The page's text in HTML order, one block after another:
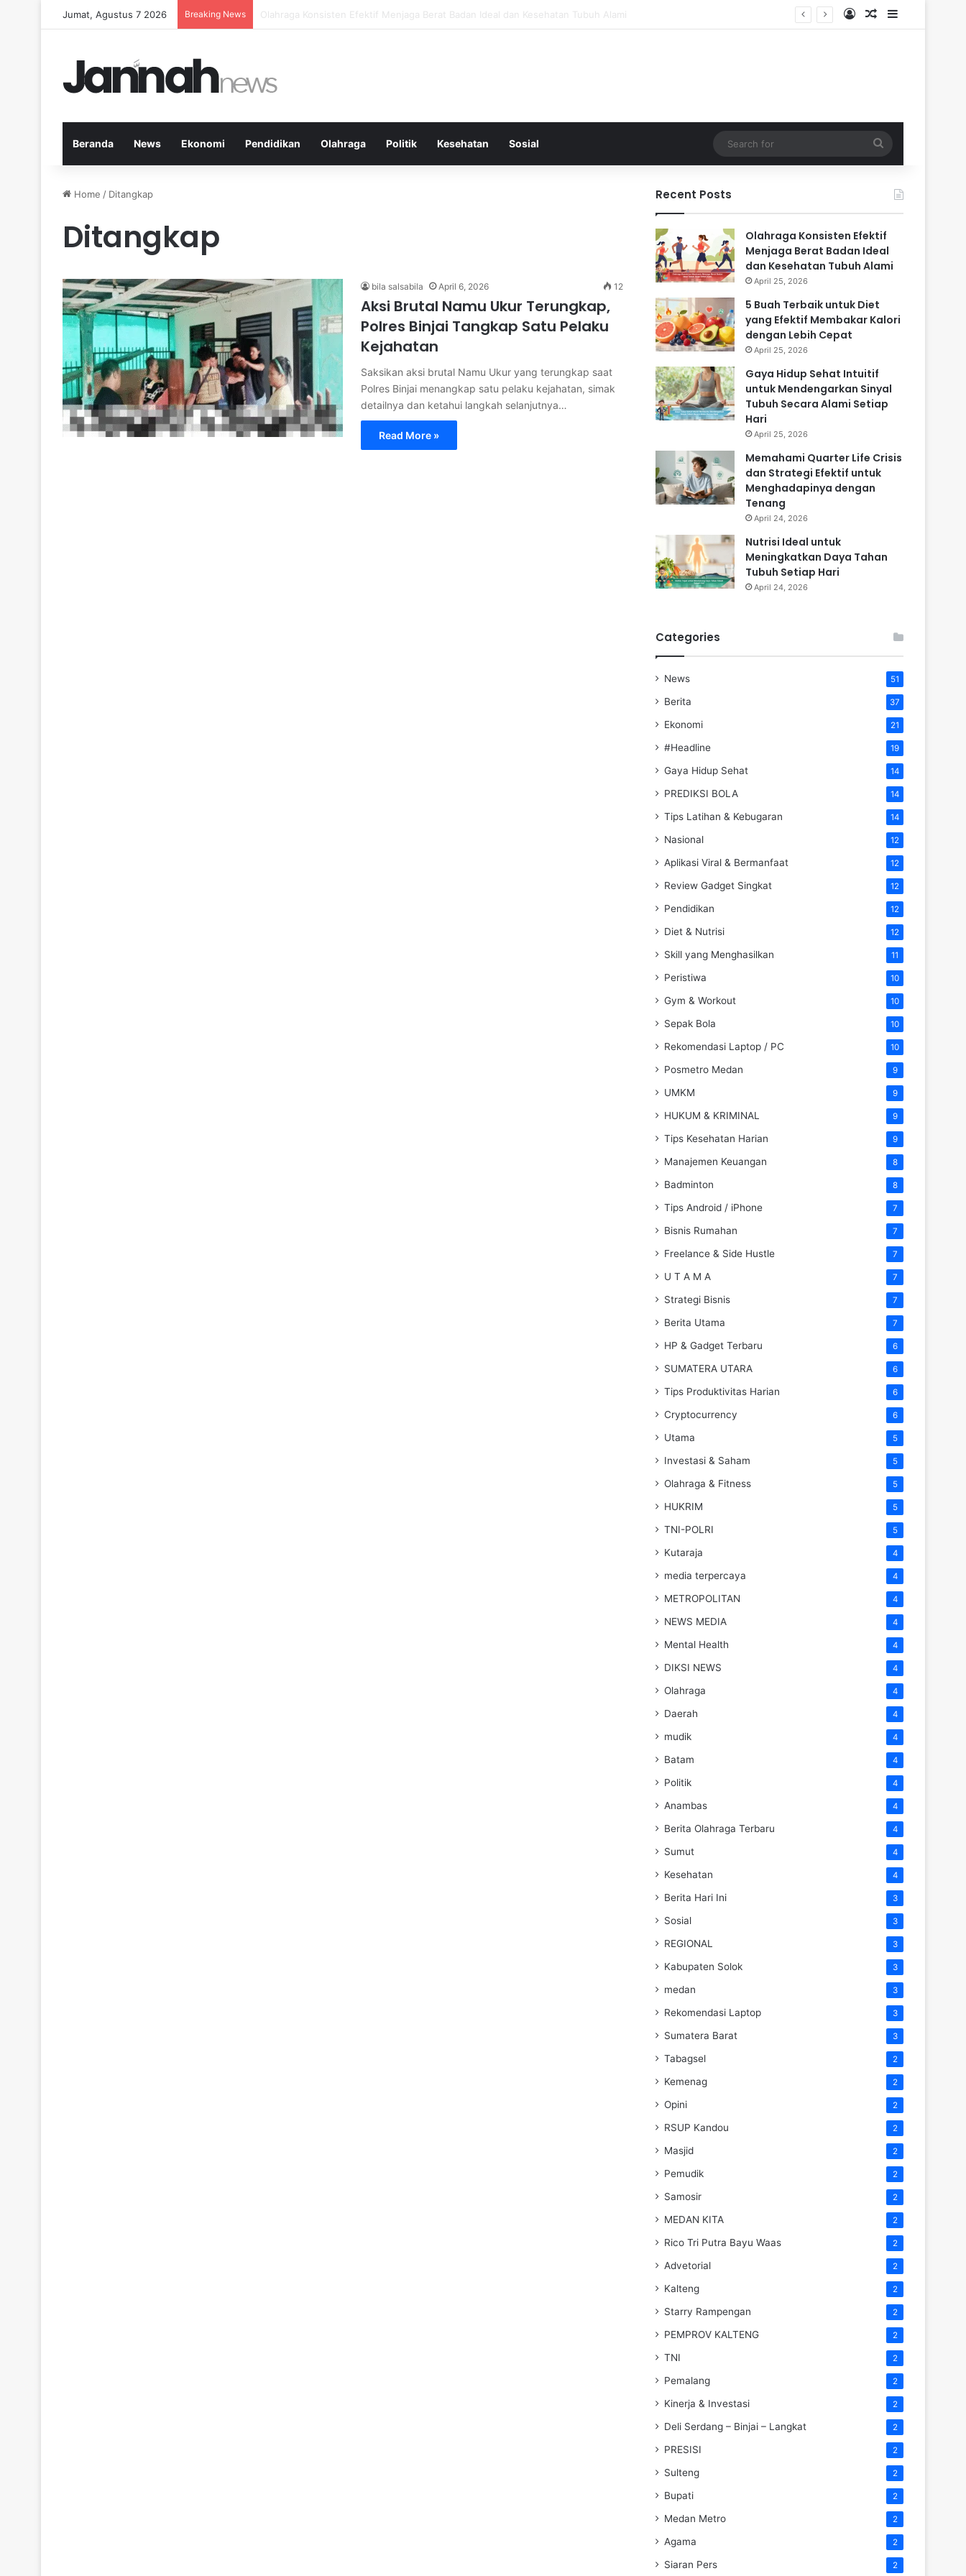
Jumat, Agustus 7 2026 Breaking News 5 Buah Terbaik untuk Diet yang Efektif Membakar Kalori dengan Lebih Cepat Log InRandom Article
Sidebar
Beranda News Ekonomi Pendidikan Olahraga Politik Kesehatan Sosial
for
Home / Ditangkap
Ditangkap
bila salsabila April 6, 2026 12
Aksi Brutal Namu Ukur Terungkap,
Polres Binjai Tangkap Satu Pelaku
Kejahatan
Saksikan aksi brutal Namu Ukur yang terungkap saat
Polres Binjai menangkap satu pelaku kejahatan, simak
detailnya dan ketahui langkah selanjutnya…
Read More »
Recent Posts
Olahraga Konsisten Efektif
Menjaga Berat Badan Ideal
dan Kesehatan Tubuh Alami
April 25, 2026
5 Buah Terbaik untuk Diet
yang Efektif Membakar Kalori
dengan Lebih Cepat
April 25, 2026
Gaya Hidup Sehat Intuitif
untuk Mendengarkan Sinyal
Tubuh Secara Alami Setiap
Hari
April 25, 2026
Memahami Quarter Life Crisis
dan Strategi Efektif untuk
Menghadapinya dengan
Tenang
April 24, 2026
Nutrisi Ideal untuk
Meningkatkan Daya Tahan
Tubuh Setiap Hari
April 24, 2026
Categories
News 51
Berita 37
Ekonomi 21
#Headline 19
Gaya Hidup Sehat 14
PREDIKSI BOLA 14
Tips Latihan & Kebugaran 14
Nasional 12
Aplikasi Viral & Bermanfaat 12
Review Gadget Singkat 12
Pendidikan 12
Diet & Nutrisi 12
Skill yang Menghasilkan 11
Peristiwa 10
Gym & Workout 10
Sepak Bola 10
Rekomendasi Laptop / PC 10
Posmetro Medan 9
UMKM 9
HUKUM & KRIMINAL 9
Tips Kesehatan Harian 9
Manajemen Keuangan 8
Badminton 8
Tips Android / iPhone 7
Bisnis Rumahan 7
Freelance & Side Hustle 7
U T A M A 7
Strategi Bisnis 7
Berita Utama 7
HP & Gadget Terbaru 6
SUMATERA UTARA 6
Tips Produktivitas Harian 6
Cryptocurrency 6
Utama 5
Investasi & Saham 5
Olahraga & Fitness 5
HUKRIM 5
TNI-POLRI 5
Kutaraja 4
media terpercaya 4
METROPOLITAN 4
NEWS MEDIA 4
Mental Health 4
DIKSI NEWS 4
Olahraga 4
Daerah 4
mudik 4
Batam 4
Politik 4
Anambas 4
Berita Olahraga Terbaru 4
Sumut 4
Kesehatan 4
Berita Hari Ini 3
Sosial 3
REGIONAL 3
Kabupaten Solok 3
medan 3
Rekomendasi Laptop 3
Sumatera Barat 3
Tabagsel 2
Kemenag 2
Opini 2
RSUP Kandou 2
Masjid 2
Pemudik 2
Samosir 2
MEDAN KITA 2
Rico Tri Putra Bayu Waas 2
Advetorial 2
Kalteng 2
Starry Rampengan 2
PEMPROV KALTENG 2
TNI 2
Pemalang 2
Kinerja & Investasi 2
Deli Serdang – Binjai – Langkat 2
PRESISI 2
Sulteng 2
Bupati 2
Medan Metro 2
Agama 2
Siaran Pers 2